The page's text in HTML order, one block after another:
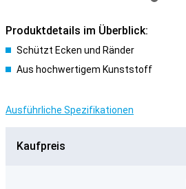
Produktdetails im Überblick:
Schützt Ecken und Ränder
Aus hochwertigem Kunststoff
Ausführliche Spezifikationen
Kaufpreis